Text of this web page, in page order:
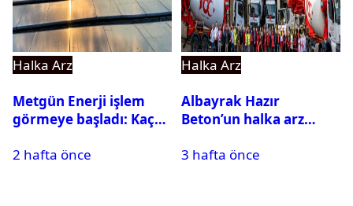
Halka Arz
Metgün Enerji işlem
görmeye başladı: Kaç
2 hafta önce
Halka Arz
Albayrak Hazır
Beton’un halka arz
3 hafta önce